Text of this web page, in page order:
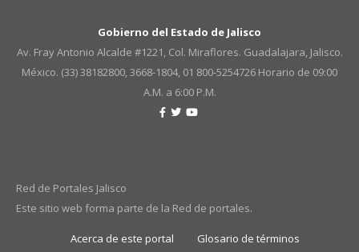
Gobierno del Estado de Jalisco
Av. Fray Antonio Alcalde #1221, Col. Miraflores. Guadalajara, Jalisco.
México. (33) 38182800, 3668-1804, 01 800-5254726 Horario de 09:00
A.M. a 6:00 P.M.
Red de Portales Jalisco
Este sitio web forma parte de la Red de portales.
Acerca de este portal
Glosario de términos